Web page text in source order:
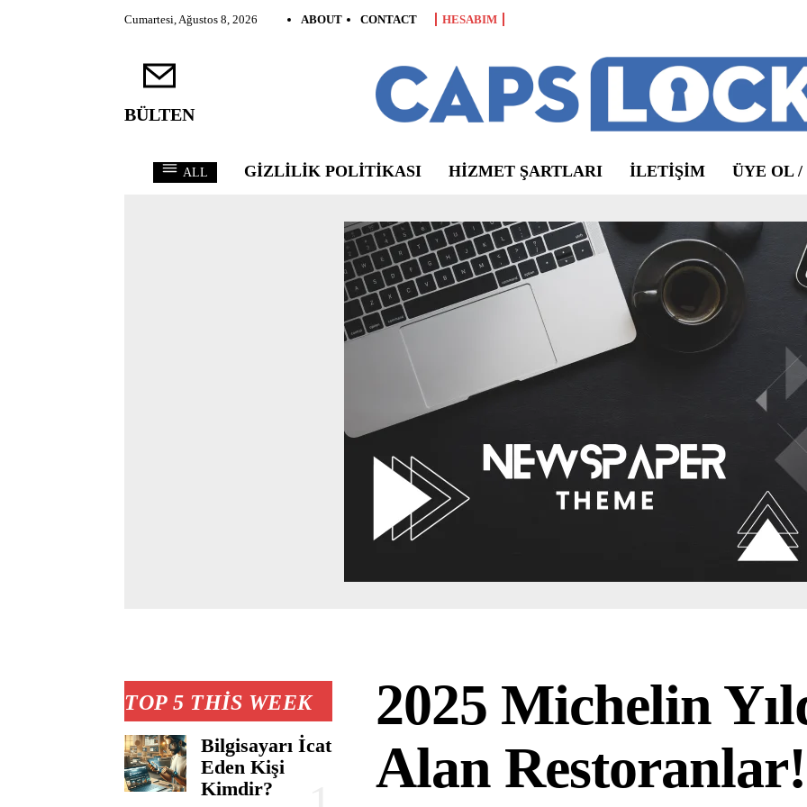
Cumartesi, Ağustos 8, 2026 ABOUT CONTACT HESABIM
BÜLTEN
ALL GIZLILIK POLITIKASI HIZMET ŞARTLARI ILETIŞIM ÜYE OL /
TOP 5 THIS WEEK
Bilgisayarı İcat
Eden Kişi
Kimdir?
2025 Michelin
Alan Restoranlar!